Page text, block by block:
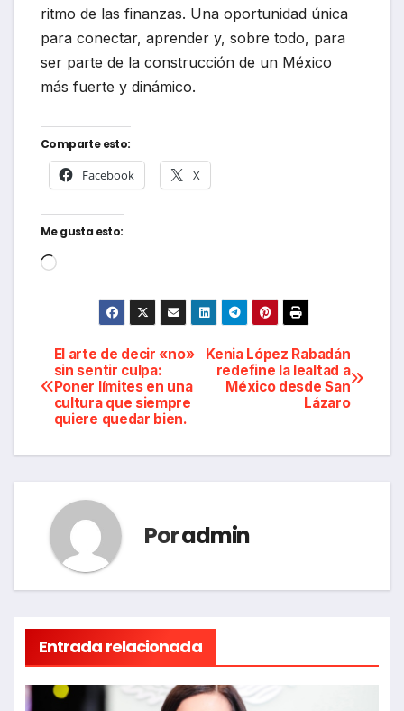
ritmo de las finanzas. Una oportunidad única
para conectar, aprender y, sobre todo, para
ser parte de la construcción de un México
más fuerte y dinámico.
Comparte esto:
Facebook X
Me gusta esto:
Cargando...
Navegación
de
entradas
Kenia López Rabadán
redefine la lealtad a
México desde San
Lázaro
El arte de decir «no»
sin sentir culpa:
Poner límites en una
cultura que siempre
quiere quedar bien.
Poradmin
Entrada relacionada